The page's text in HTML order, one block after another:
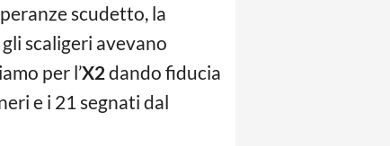
scudetto, la
scaligeri avevano
per l’X2dando fiducia
e i 21 segnati dal